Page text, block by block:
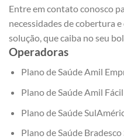
Entre em contato conosco
necessidades de cobertura
solução, que caiba no seu
Operadoras
Plano de Saúde Amil
Plano de Saúde Amil
Plano de Saúde
Plano de Saúde